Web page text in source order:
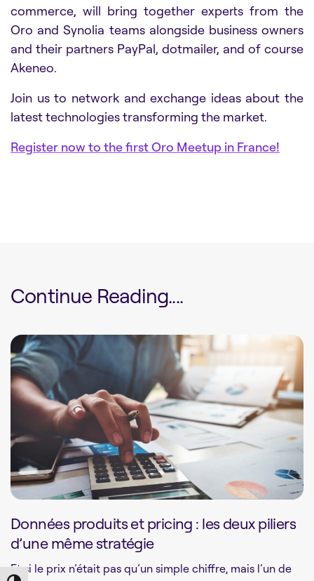
commerce, will bring together experts from the
Oro and Synolia teams alongside business owners
and their partners PayPal, dotmailer, and of course
Akeneo.
Join us to network and exchange ideas about the
latest technologies transforming the market.
Register now to the first Oro Meetup in France!
Continue Reading....
Données produits et pricing : les deux piliers
d’une même stratégie
Et si le prix n’était pas qu’un simple chiffre, mais l’un de